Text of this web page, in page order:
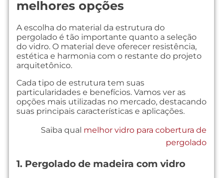
melhores opções
A escolha do material da estrutura do
pergolado é tão importante quanto a seleção
do vidro. O material deve oferecer resistência,
estética e harmonia com o restante do projeto
arquitetônico.
Cada tipo de estrutura tem suas
particularidades e benefícios. Vamos ver as
opções mais utilizadas no mercado, destacando
suas principais características e aplicações.
Saiba qual melhor vidro para cobertura de
pergolado
1. Pergolado de madeira com vidro